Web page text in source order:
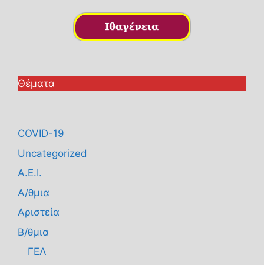
Θέματα
COVID-19
Uncategorized
Α.Ε.Ι.
Α/θμια
Αριστεία
Β/θμια
ΓΕΛ